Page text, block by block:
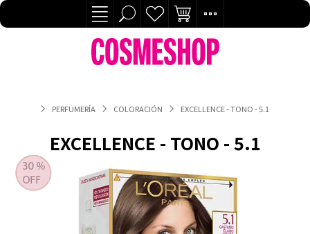
PERFUMERÍA COLORACIÓN EXCELLENCE - TONO - 5.1
EXCELLENCE - TONO - 5.1